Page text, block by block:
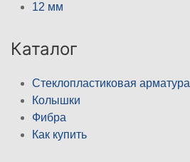
12 мм
Каталог
Стеклопластиковая арматура
Колышки
Фибра
Как купить